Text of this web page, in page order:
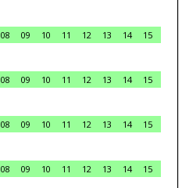
08 09 10 11 12 13 14
15
08 09 10 11 12 13 14
15
08 09 10 11 12 13 14
15
08 09 10 11 12 13 14
15